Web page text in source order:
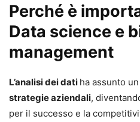
Perché è
Data science e
management
L’analisi dei dati ha assunto
strategie aziendali,
per il successo e la